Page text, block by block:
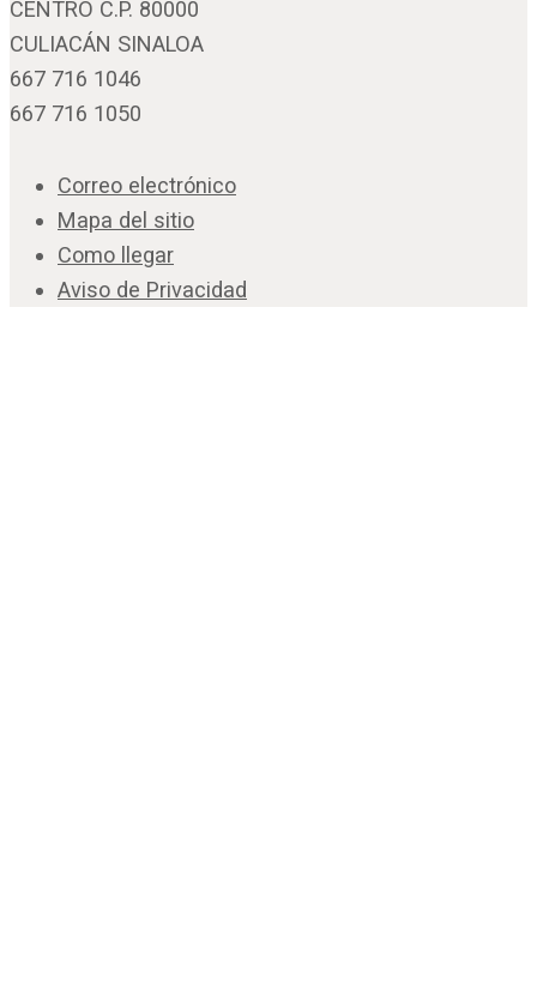
CENTRO C.P. 80000
CULIACÁN SINALOA
667 716 1046
667 716 1050
Correo electrónico
Mapa del sitio
Como llegar
Aviso de Privacidad